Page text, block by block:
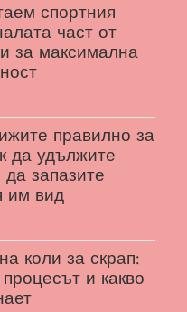
спортния
част от
за максимална
правилно за
да удължите
запазите
им вид
коли за скрап:
и какво